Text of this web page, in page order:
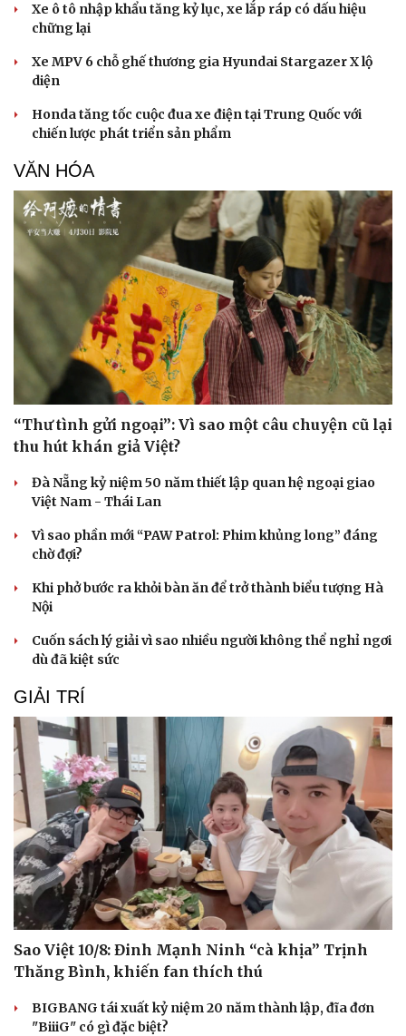
Du lịch
Tư vấn
Săn Tour
check-in
Podcast
Câu chuyện thời sự
Đọc truyện đêm khuya
Cửa sổ tình yêu
Hạt giống tâm hồn
Xe ô tô nhập khẩu tăng kỷ lục, xe lắp ráp có dấu hiệu
chững lại
Xe MPV 6 chỗ ghế thương gia Hyundai Stargazer X lộ
diện
Honda tăng tốc cuộc đua xe điện tại Trung Quốc với
chiến lược phát triển sản phẩm
VĂN HÓA
“Thư tình gửi ngoại”: Vì sao một câu chuyện cũ lại
thu hút khán giả Việt?
Đà Nẵng kỷ niệm 50 năm thiết lập quan hệ ngoại giao
Việt Nam - Thái Lan
Vì sao phần mới “PAW Patrol: Phim khủng long” đáng
chờ đợi?
Khi phở bước ra khỏi bàn ăn để trở thành biểu tượng Hà
Nội
Cuốn sách lý giải vì sao nhiều người không thể nghỉ ngơi
dù đã kiệt sức
GIẢI TRÍ
Sao Việt 10/8: Đinh Mạnh Ninh “cà khịa” Trịnh
Thăng Bình, khiến fan thích thú
BIGBANG tái xuất kỷ niệm 20 năm thành lập, đĩa đơn
"BiiiG" có gì đặc biệt?